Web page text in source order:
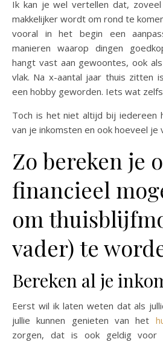
Ik kan je wel vertellen dat,
makkelijker wordt om rond te
vooral in het begin een
manieren waarop dingen
hangt vast aan gewoontes, ook
vlak. Na x-aantal jaar thuis zitten
een hobby geworden. Iets wat
Toch is het niet altijd bij iedereen
van je inkomsten en ook hoeveel je
Zo bereken je
financieel
om
vader) te
Bereken al je
Eerst wil ik laten weten dat als
jullie kunnen genieten van het
zorgen, dat is ook geldig voor